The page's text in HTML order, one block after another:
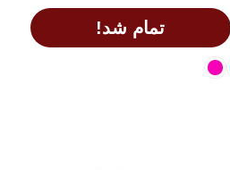
تمام شد!